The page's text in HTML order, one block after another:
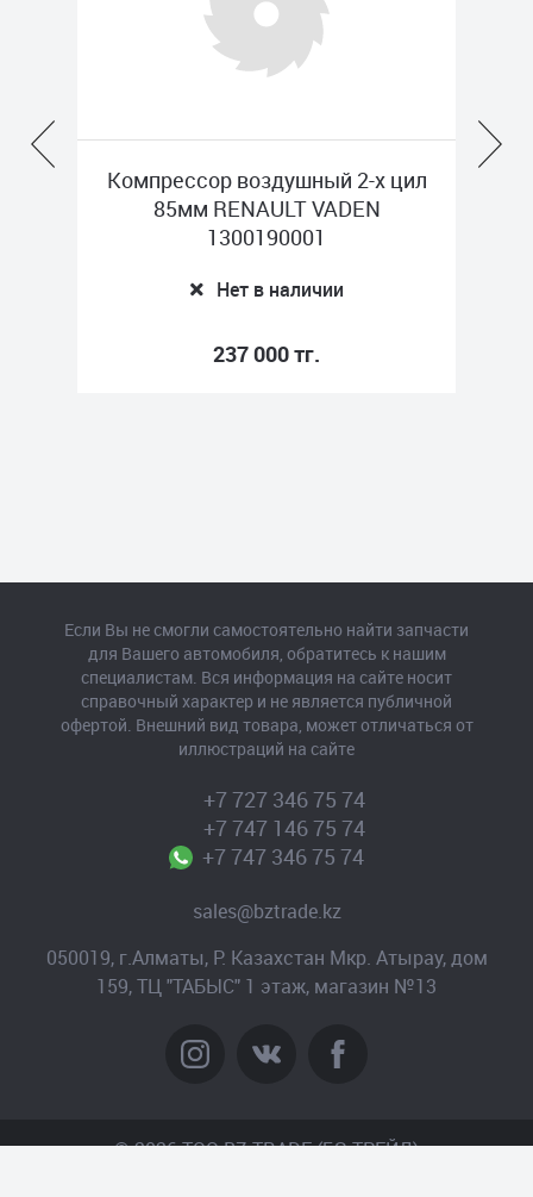
Компрессор воздушный 2-х цил
85мм RENAULT VADEN
1300190001
Нет в наличии
237 000 тг.
+7 727 346 75 74
+7 747 146 75 74
+7 747 346 75 74
sales@bztrade.kz
050019, г.Алматы, Р. Казахстан Мкр. Атырау, дом
159, ТЦ "ТАБЫС" 1 этаж, магазин №13
Если Вы не смогли самостоятельно найти запчасти
для Вашего автомобиля, обратитесь к нашим
специалистам. Вся информация на сайте носит
справочный характер и не является публичной
офертой. Внешний вид товара, может отличаться от
иллюстраций на сайте
© 2026 TOO BZ-TRADE (БЗ-ТРЕЙД)